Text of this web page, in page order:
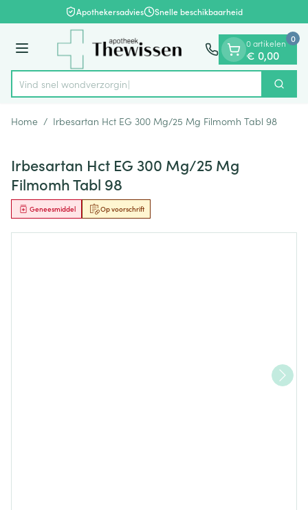
Ga naar de inhoudApothekersadvies Snelle beschikbaarheid
Menu
Product, merk, categorie...
Vind snel wond Zoek
0 artikelen
€ 0,00
0
Home / Irbesartan Hct EG 300 Mg/25 Mg Filmomh Tabl 98
Irbesartan Hct EG 300 Mg/25 Mg
Filmomh Tabl 98
Op voorschrift
Geneesmiddel